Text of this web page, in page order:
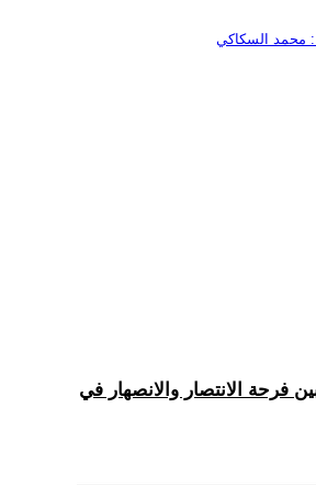
: محمد السكاكي
فرحة الانتصار والانصهار في